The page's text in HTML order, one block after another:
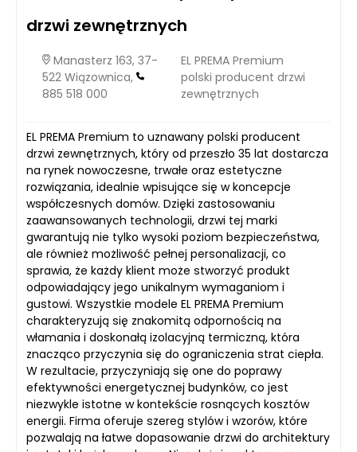
drzwi zewnętrznych
Manasterz 163, 37-
522 Wiązownica,
885 518 000
EL PREMA Premium
polski producent drzwi
zewnętrznych
EL PREMA Premium to uznawany polski producent
drzwi zewnętrznych, który od przeszło 35 lat dostarcza
na rynek nowoczesne, trwałe oraz estetyczne
rozwiązania, idealnie wpisujące się w koncepcje
współczesnych domów. Dzięki zastosowaniu
zaawansowanych technologii, drzwi tej marki
gwarantują nie tylko wysoki poziom bezpieczeństwa,
ale również możliwość pełnej personalizacji, co
sprawia, że każdy klient może stworzyć produkt
odpowiadający jego unikalnym wymaganiom i
gustowi. Wszystkie modele EL PREMA Premium
charakteryzują się znakomitą odpornością na
włamania i doskonałą izolacyjną termiczną, która
znacząco przyczynia się do ograniczenia strat ciepła.
W rezultacie, przyczyniają się one do poprawy
efektywności energetycznej budynków, co jest
niezwykle istotne w kontekście rosnących kosztów
energii. Firma oferuje szereg stylów i wzorów, które
pozwalają na łatwe dopasowanie drzwi do architektury